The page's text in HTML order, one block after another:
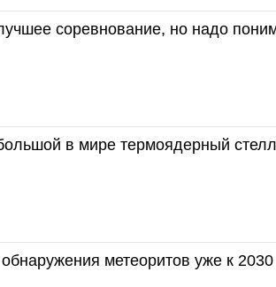
соревнование, но надо
в мире термоядерный
метеоритов уже к 2030